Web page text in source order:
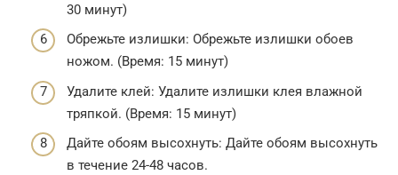
30 минут)
Обрежьте излишки: Обрежьте излишки обоев
ножом. (Время: 15 минут)
Удалите клей: Удалите излишки клея влажной
тряпкой. (Время: 15 минут)
Дайте обоям высохнуть: Дайте обоям высохнуть
в течение 24-48 часов.